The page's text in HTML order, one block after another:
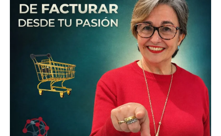
DE
FACTURAR
PASIÓN
FLORA